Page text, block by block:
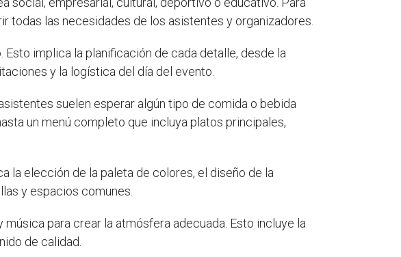
todas las necesidades de los asistentes y organizadores.
Esto implica la planificación de cada detalle, desde la
y la logística del día del evento.
suelen esperar algún tipo de comida o bebida
un menú completo que incluya platos principales,
la elección de la paleta de colores, el diseño de la
y espacios comunes.
para crear la atmósfera adecuada. Esto incluye la
de calidad.